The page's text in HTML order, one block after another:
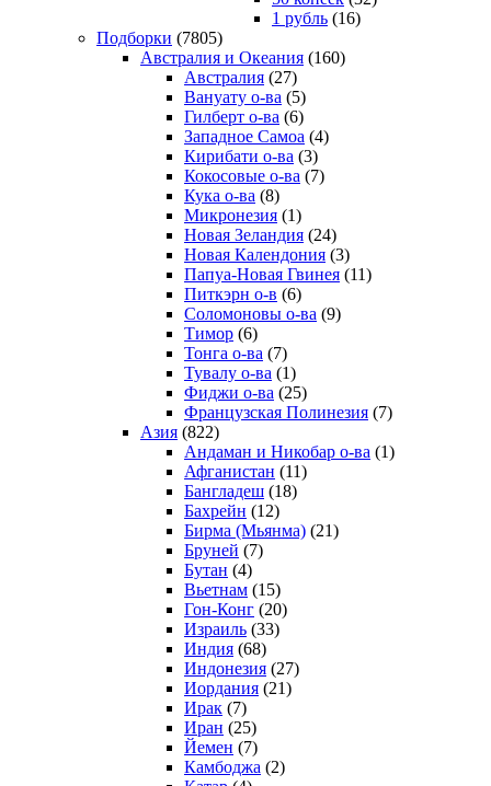
1 рубль (16)
Подборки (7805)
Австралия и Океания (160)
Австралия (27)
Вануату о-ва (5)
Гилберт о-ва (6)
Западное Самоа (4)
Кирибати о-ва (3)
Кокосовые о-ва (7)
Кука о-ва (8)
Микронезия (1)
Новая Зеландия (24)
Новая Календония (3)
Папуа-Новая Гвинея (11)
Питкэрн о-в (6)
Соломоновы о-ва (9)
Тимор (6)
Тонга о-ва (7)
Тувалу о-ва (1)
Фиджи о-ва (25)
Французская Полинезия (7)
Азия (822)
Андаман и Никобар о-ва (1)
Афганистан (11)
Бангладеш (18)
Бахрейн (12)
Бирма (Мьянма) (21)
Бруней (7)
Бутан (4)
Вьетнам (15)
Гон-Конг (20)
Израиль (33)
Индия (68)
Индонезия (27)
Иордания (21)
Ирак (7)
Иран (25)
Йемен (7)
Камбоджа (2)